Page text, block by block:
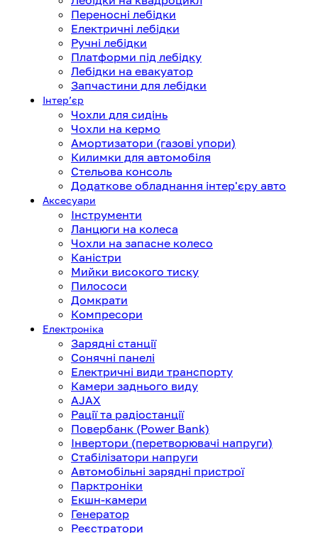
Переносні лебідки
Електричні лебідки
Ручні лебідки
Платформи під лебідку
Лебідки на евакуатор
Запчастини для лебідки
Інтерʼєр
Чохли для сидінь
Чохли на кермо
Амортизатори (газові упори)
Килимки для автомобіля
Стельова консоль
Додаткове обладнання інтер'єру авто
Аксесуари
Інструменти
Ланцюги на колеса
Чохли на запасне колесо
Каністри
Мийки високого тиску
Пилососи
Домкрати
Компресори
Електроніка
Зарядні станції
Сонячні панелі
Електричні види транспорту
Камери заднього виду
AJAX
Рації та радіостанції
Повербанк (Power Bank)
Інвертори (перетворювачі напруги)
Стабілізатори напруги
Автомобільні зарядні пристрої
Парктроніки
Екшн-камери
Генератор
Реєстратори